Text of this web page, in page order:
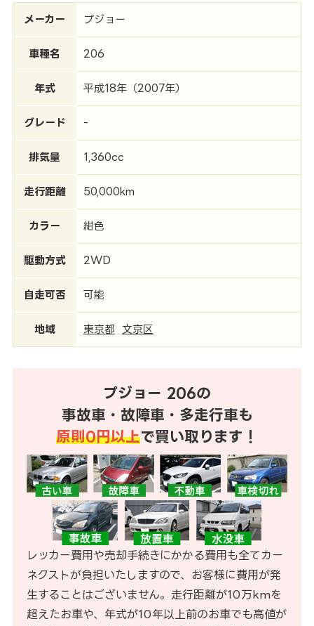
メーカー プジョー
車種名 206
年式 平成18年（2007年）
グレード -
排気量 1,360cc
走行距離 50,000km
カラー 紺色
駆動方式 2WD
自走可否 可能
地域 東京都 文京区
プジョー 206の
事故車・故障車・多走行車も
原則0円以上で買い取ります！
レッカー費用や売却手続きにかかる費用も全てカー
ネクストが負担いたしますので、お客様に費用が発
生することはございません。走行距離が10万kmを
超えたお車や、年式が10年以上前のお車でも高値が